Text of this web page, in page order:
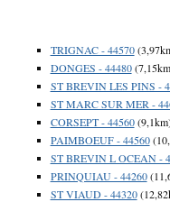
TRIGNAC - 44570
DONGES - 44480
ST BREVIN LES PINS -
ST MARC SUR MER -
CORSEPT - 44560
PAIMBOEUF - 44560
ST BREVIN L OCEAN -
PRINQUIAU - 44260
ST VIAUD - 44320